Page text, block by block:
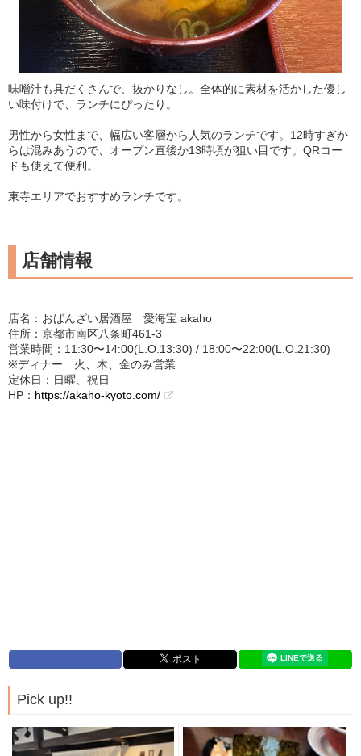
味噌汁も具だくさんで、抜かりなし。全体的に素材を活かした優し
い味付けで、ランチにぴったり。
男性から女性まで、幅広い客層から人気のランチです。12時すぎか
らは混みあうので、オープン直後か13時頃が狙い目です。QRコー
ドも使えて便利。
東寺エリアでおすすめランチです。
店舗情報
店名：おばんざい居酒屋 愛海宝 akaho
住所：京都市南区八条町461-3
営業時間：11:30〜14:00(L.O.13:30) / 18:00〜22:00(L.O.21:30)
※ディナー 火、木、金のみ営業
定休日：日曜、祝日
HP： https://akaho-kyoto.com/
Pick up!!